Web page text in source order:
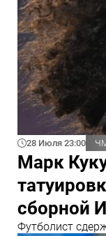
28 Июля 23:00
Марк
сборной
Футболист